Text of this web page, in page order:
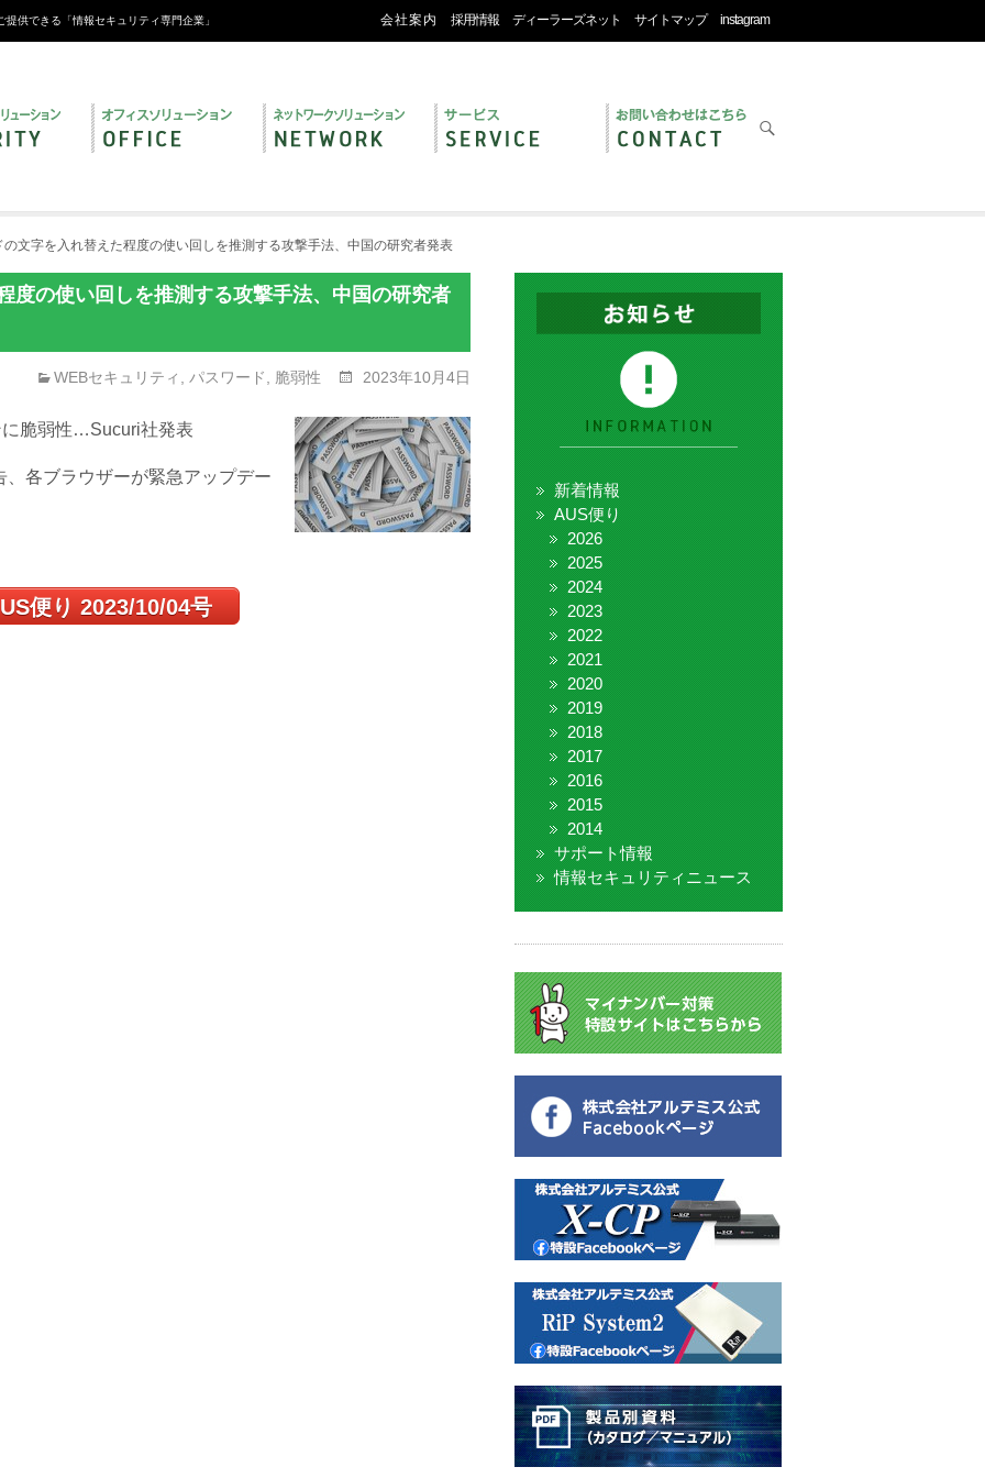
供できる「情報セキュリティ専門企業」 会社案内 採用情報 ディーラーズネット サイトマップ instagram
の文字を入れ替えた程度の使い回しを推測する攻撃手法、中国の研究者発表
度の使い回しを推測する攻撃手法、中国の研究者
2023年10月4日
WEBセキュリティ パスワード 脆弱性
脆弱性…Sucuri社発表
各ブラウザーが緊急アップデー
便り 2023/10/04号
新着情報
AUS便り
2026
2025
2024
2023
2022
2021
2020
2019
2018
2017
2016
2015
2014
サポート情報
情報セキュリティニュース